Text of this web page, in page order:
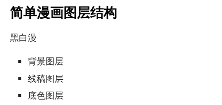
简单漫画图层结构
黑白漫
背景图层
线稿图层
底色图层